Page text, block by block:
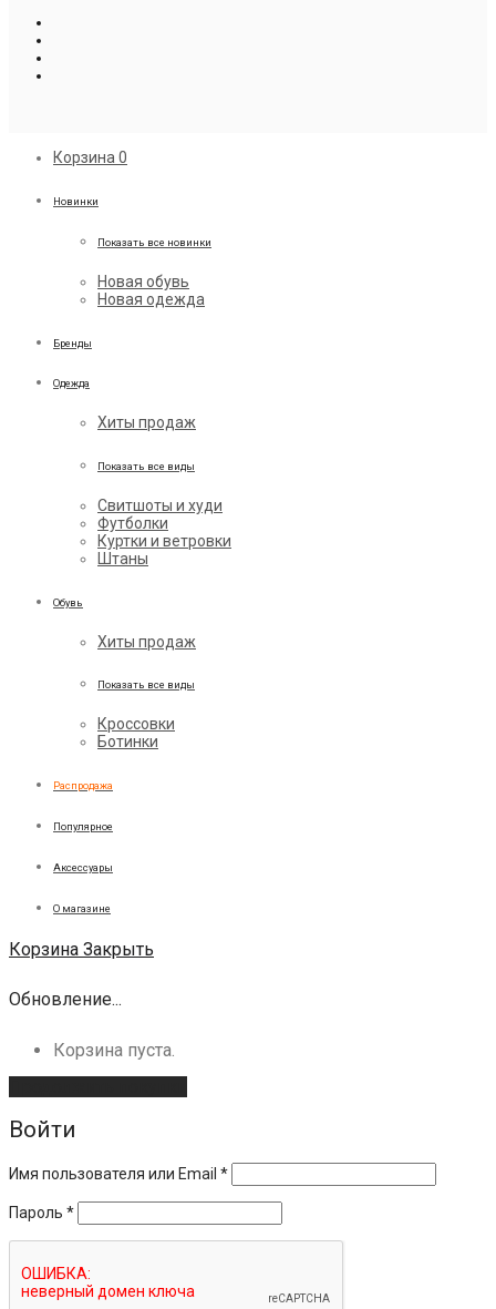
Корзина 0
Новинки
Показать все новинки
Новая обувь
Новая одежда
Бренды
Одежда
Хиты продаж
Показать все виды
Свитшоты и худи
Футболки
Куртки и ветровки
Штаны
Обувь
Хиты продаж
Показать все виды
Кроссовки
Ботинки
Распродажа
Популярное
Аксессуары
О магазине
Корзина Закрыть
Обновление...
Корзина пуста.
Войти
Имя пользователя или Email *
Пароль *